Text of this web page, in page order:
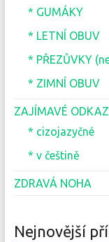
* GUMÁKY
* LETNÍ OBUV
* PŘEZŮVKY
* ZIMNÍ OBUV
ZAJÍMAVÉ
* cizojazyčné
* v češtině
ZDRAVÁ NOHA
Nejnovější